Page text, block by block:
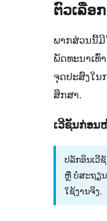
ຕົວເລືອ
ພາກສ່ວນນີ້ມີ
ພັດທະນາເທົ່
ຈຸດປະສົງໃນ
ສຶກສາ.
ເວີຊັນກ່ອນ
ປລັກອິນເວີ
ຫຼື ບໍ່ສະຖຽ
ໃຊ້ງານຈິງ.